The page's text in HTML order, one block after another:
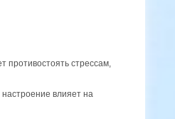
противостоять стрессам,
влияет на